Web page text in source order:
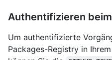
Authentifizieren
Um authentifizierte
Packages-Registry in